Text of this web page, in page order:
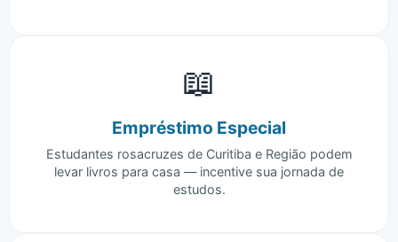
📖
Empréstimo Especial
Estudantes rosacruzes de Curitiba e Região podem
levar livros para casa — incentive sua jornada de
estudos.